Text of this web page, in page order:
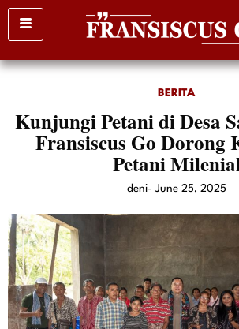
Skip
to
BERITA
Kunjungi Petani di Desa
Fransiscus Go Dorong
Petani
deni- June 25, 2025